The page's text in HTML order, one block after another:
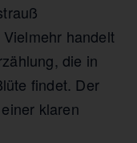
handelt
die in
findet. Der
klaren